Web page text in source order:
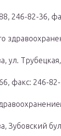
246-82-36,
ул.
факс: 246-
Зубовский